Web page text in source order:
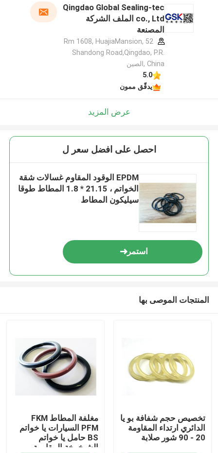
Qingdao Global Sealing-tec
co., Ltd الملف الشركة
المصنعة
Rm 1608, HuajiaMansion, 52
Shandong Road,Qingdao, P.R.
China ,الصين
5.0
يدقّق ممون
عرض المزيد
احصل على افضل سعر ل
EPDM الوقود المقاوم غسالات شقة
الخواتم ، 21.15 * 1.8 المطاط طوقا
سيليكون المطاط
استمر
المنتجات الموصى بها
تخصيص حجم شفافة بو يا
الدائري ارتداء المقاومة
20 - 90 شور صلابة
مغلفة المطاط FKM
PFM السيارات يا خواتم
BS حامل يا خواتم
الشيخوخة المقاومة